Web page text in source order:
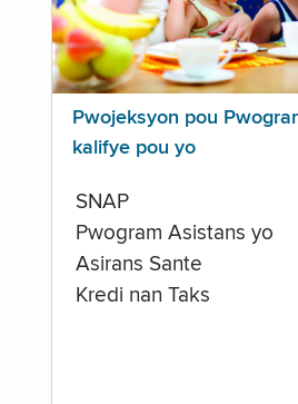
Pwojeksyon pou
kalifye pou yo
SNAP
Pwogram Asistans yo
Asirans Sante
Kredi nan Taks